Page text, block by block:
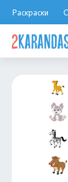
Раскраски